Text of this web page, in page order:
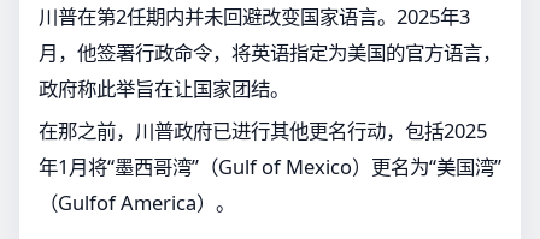
川普在第2任期内并未回避改变国家语言。2025年3
月，他签署行政命令，将英语指定为美国的官方语言，
政府称此举旨在让国家团结。
在那之前，川普政府已进行其他更名行动，包括2025
年1月将“墨西哥湾”（Gulf of Mexico）更名为“美国湾”
（Gulfof America）。